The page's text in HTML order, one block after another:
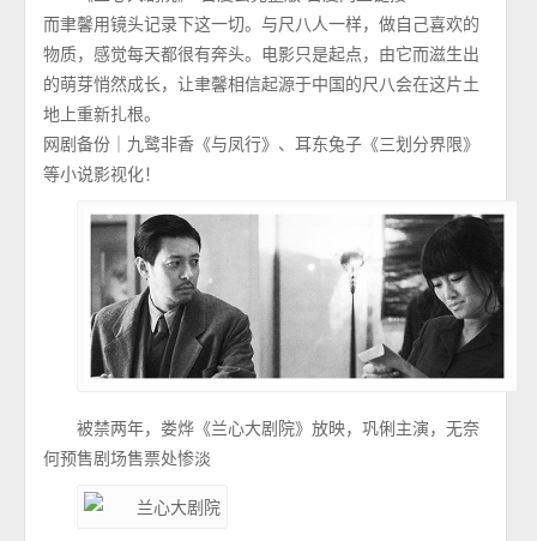
而聿馨用镜头记录下这一切。与尺八人一样，做自己喜欢的
物质，感觉每天都很有奔头。电影只是起点，由它而滋生出
的萌芽悄然成长，让聿馨相信起源于中国的尺八会在这片土
地上重新扎根。
网剧备份｜九鹭非香《与凤行》、耳东兔子《三划分界限》
等小说影视化！
被禁两年，娄烨《兰心大剧院》放映，巩俐主演，无奈
何预售剧场售票处惨淡